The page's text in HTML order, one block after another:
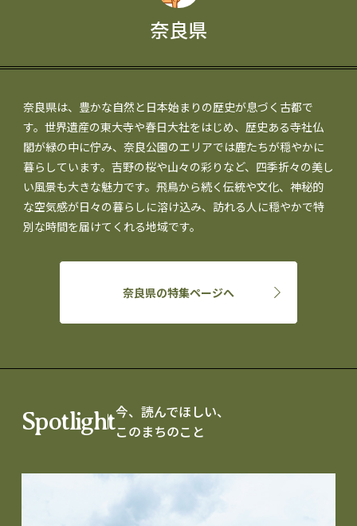
奈良県
奈良県は、豊かな自然と日本始まりの歴史が息づく古都で
す。世界遺産の東大寺や春日大社をはじめ、歴史ある寺社仏
閣が緑の中に佇み、奈良公園のエリアでは鹿たちが穏やかに
暮らしています。吉野の桜や山々の彩りなど、四季折々の美し
い風景も大きな魅力です。飛鳥から続く伝統や文化、神秘的
な空気感が日々の暮らしに溶け込み、訪れる人に穏やかで特
別な時間を届けてくれる地域です。
奈良県の特集ページへ
Spotlight今、読んでほしい、
このまちのこと